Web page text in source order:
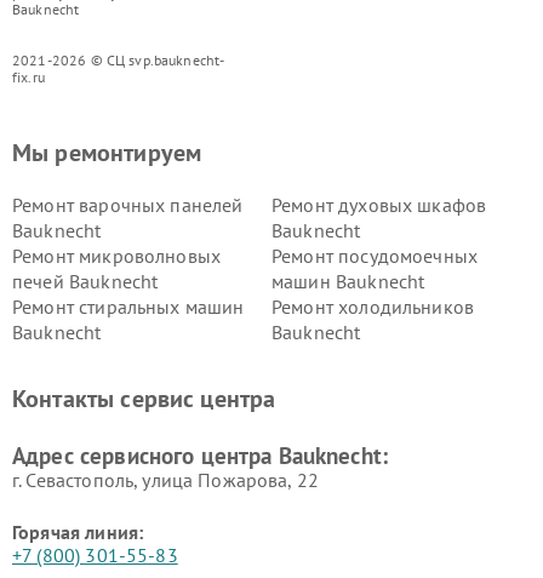
Bauknecht
2021-2026 © СЦ svp.bauknecht-
fix.ru
Мы ремонтируем
Ремонт варочных панелей
Bauknecht
Ремонт духовых шкафов
Bauknecht
Ремонт микроволновых
печей Bauknecht
Ремонт посудомоечных
машин Bauknecht
Ремонт стиральных машин
Bauknecht
Ремонт холодильников
Bauknecht
Контакты сервис центра
Адрес сервисного центра Bauknecht:
г. Севастополь, улица Пожарова, 22
Горячая линия:
+7 (800) 301-55-83